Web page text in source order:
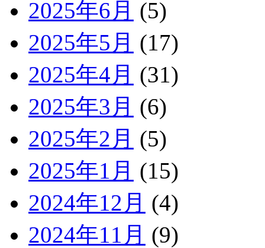
2025年6月 (5)
2025年5月 (17)
2025年4月 (31)
2025年3月 (6)
2025年2月 (5)
2025年1月 (15)
2024年12月 (4)
2024年11月 (9)